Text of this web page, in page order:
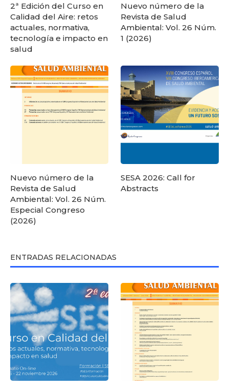
2ª Edición del Curso en
Calidad del Aire: retos
actuales, normativa,
tecnología e impacto en
salud
Nuevo número de la
Revista de Salud
Ambiental: Vol. 26 Núm.
1 (2026)
Nuevo número de la
Revista de Salud
Ambiental: Vol. 26 Núm.
Especial Congreso
(2026)
SESA 2026: Call for
Abstracts
ENTRADAS RELACIONADAS